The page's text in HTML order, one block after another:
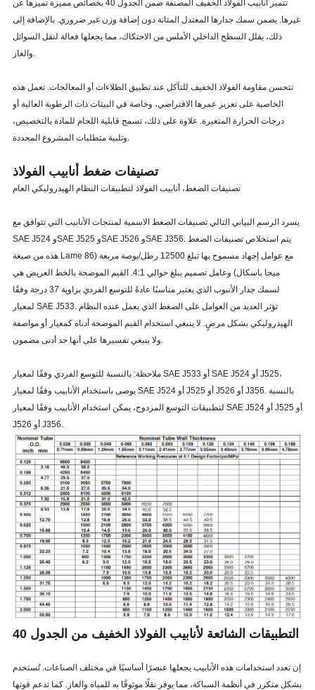
تتميز أنابيب الفولاذ الخفيف المصنفة ضمن الجدول 40 بخصائص مميزة تميزها عن
غيرها. يضمن سمك جدارها المعتدل المتانة دون إضافة وزن غير ضروري. بالإضافة إلى
ذلك، يقلل السطح الداخلي الأملس من الاحتكاك، مما يجعلها فعالة لنقل السوائل
والغاز.
تتحسن مقاومة الفولاذ الخفيف للتآكل عند تطبيق الطلاءات أو المعالجات. تعمل هذه
الخاصية على تعزيز عمرها الافتراضي، وخاصة في البيئات ذات الرطوبة العالية أو
درجات الحرارة المتغيرة. علاوة على ذلك، تسمح قابلية اللحام للمادة بالتخصيص،
وتلبية متطلبات المشروع المحددة.
تصنيفات ضغط أنابيب الفولاذ
تصنيفات الضغط، أنابيب الفولاذ لتطبيقات النظام الهيدروليكي العام
يسرد الرسم البياني التالي تصنيفات الضغط الاسمية لمنتجات الأنابيب التي تتوافق مع
SAE J524 وSAE J525 وSAE J526 وSAE J356. يتم استخلاص تصنيفات الضغط
هذه من صيغة Lame مع عوامل إجهاد مسموح بها تبلغ 12500 رطل/بوصة مربعة (86
ميجا باسكال) وعامل تصميم يبلغ حوالي 4:1. القيم الموضحة بالخط العريض هي
لسمك جدار الأنبوب الذي يعتبر مناسبًا عادةً للتوسع الفردي بزاوية 37 درجة وفقًا
لمعيار SAE J533. تؤثر العديد من العوامل على الضغط الذي يعمل عنده النظام
الهيدروليكي بشكل مرضٍ. لا ينبغي استخدام القيم الموضحة أدناه كمعيار أو مواصفة
ولا ينبغي تفسيرها على أنها حد أدنى مضمون.
ملاحظة: بالنسبة للتوسع الفردي وفقًا لمعيار SAE J533 أو SAE J524 أو J525،
يوصى باستخدام الأنابيب وفقًا لمعيار SAE J524 أو J525 أو J526 أو J356. بالنسبة
لتطبيقات التوسع المزدوج، يمكن استخدام الأنابيب وفقًا لمعيار SAE J524 أو J525 أو
J526 أو J356.
التطبيقات الشائعة لأنابيب الفولاذ الخفيف من الجدول 40
إن تعدد استخدامات هذه الأنابيب يجعلها عنصرًا أساسيًا في مختلف الصناعات. تُستخدم
بشكل متكرر في أنظمة السباكة، مما يوفر نقلًا موثوقًا به للمياه والغاز. كما تدعم قوتها